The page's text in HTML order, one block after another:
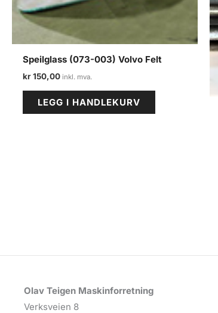
Speilglass (073-003) Volvo Felt
kr150,00
LEGG I HANDLEKURV
Olav Teigen Maskinforretning
Verksveien 8